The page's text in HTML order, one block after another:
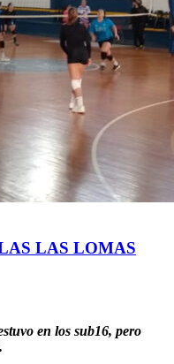
LAS LOMAS
en los sub16, pero